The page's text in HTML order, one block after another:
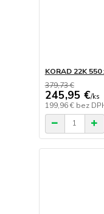
KORAD 22K 550
379,73 €
245,95 €/ks
199,96 € bez